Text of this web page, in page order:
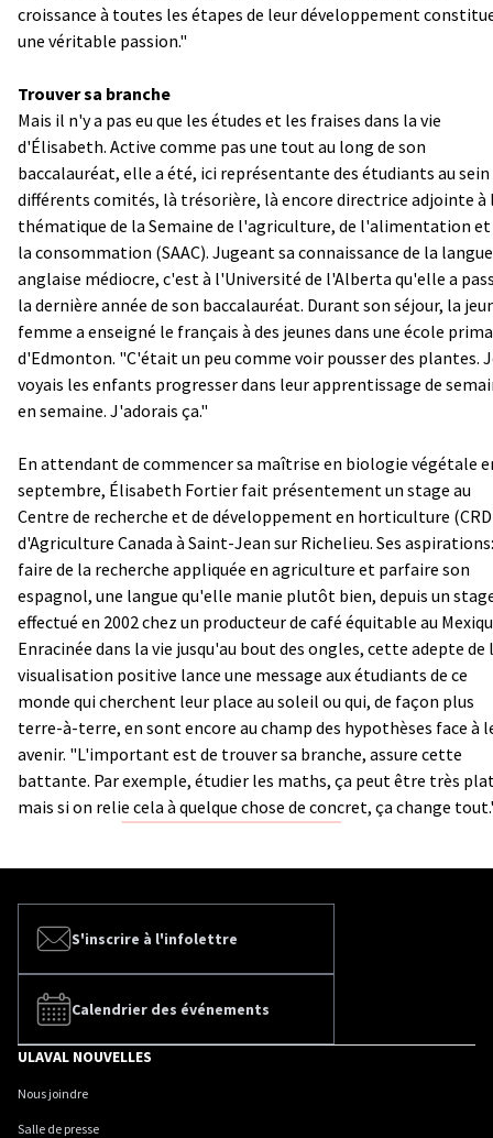
croissance à toutes les étapes de leur développement
une véritable passion."
Trouver sa branche
Mais il n'y a pas eu que les études et les fraises dans la vie
d'Élisabeth. Active comme pas une tout au long de son
baccalauréat, elle a été, ici représentante des étudiants au sein
différents comités, là trésorière, là encore directrice adjointe à
thématique de la Semaine de l'agriculture, de l'alimentation et
la consommation (SAAC). Jugeant sa connaissance de la langue
anglaise médiocre, c'est à l'Université de l'Alberta qu'elle a
la dernière année de son baccalauréat. Durant son séjour, la
femme a enseigné le français à des jeunes dans une école
d'Edmonton. "C'était un peu comme voir pousser des plantes.
voyais les enfants progresser dans leur apprentissage de
en semaine. J'adorais ça."
En attendant de commencer sa maîtrise en biologie végétale
septembre, Élisabeth Fortier fait présentement un stage au
Centre de recherche et de développement en horticulture
d'Agriculture Canada à Saint-Jean sur Richelieu. Ses aspirations:
faire de la recherche appliquée en agriculture et parfaire son
espagnol, une langue qu'elle manie plutôt bien, depuis un
effectué en 2002 chez un producteur de café équitable au
Enracinée dans la vie jusqu'au bout des ongles, cette adepte de
visualisation positive lance une message aux étudiants de ce
monde qui cherchent leur place au soleil ou qui, de façon plus
terre-à-terre, en sont encore au champ des hypothèses face à
avenir. "L'important est de trouver sa branche, assure cette
battante. Par exemple, étudier les maths, ça peut être très
mais si on relie cela à quelque chose de concret, ça change
S'inscrire à l'infolettre
Calendrier des événements
ULAVAL NOUVELLES
Nous joindre
Salle de presse